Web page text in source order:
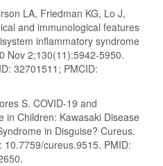
LA, Friedman KG, Lo J,
and immunological features
inflammatory syndrome
Nov 2;130(11):5942-5950.
32701511; PMCID:
S. COVID-19 and
in Children: Kawasaki Disease
in Disguise? Cureus.
cureus.9515. PMID: